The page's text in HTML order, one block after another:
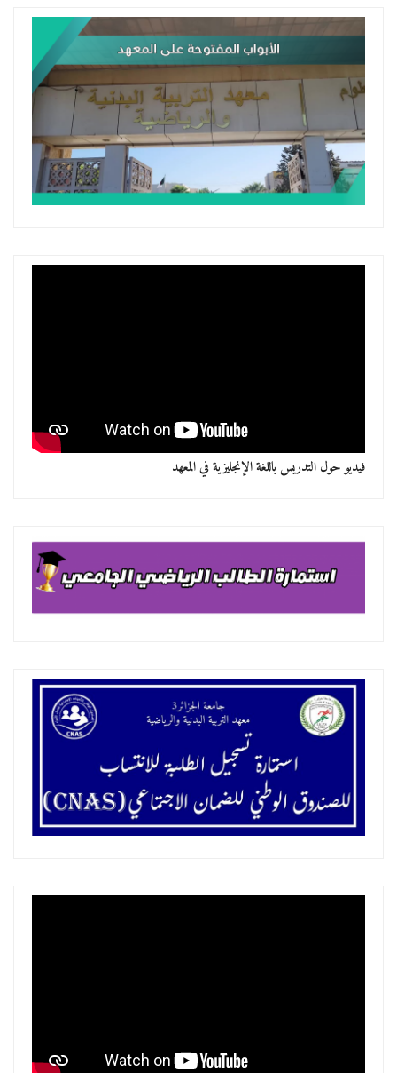
فيديو حول التدريس باللغة الإنجليزية في المعهد